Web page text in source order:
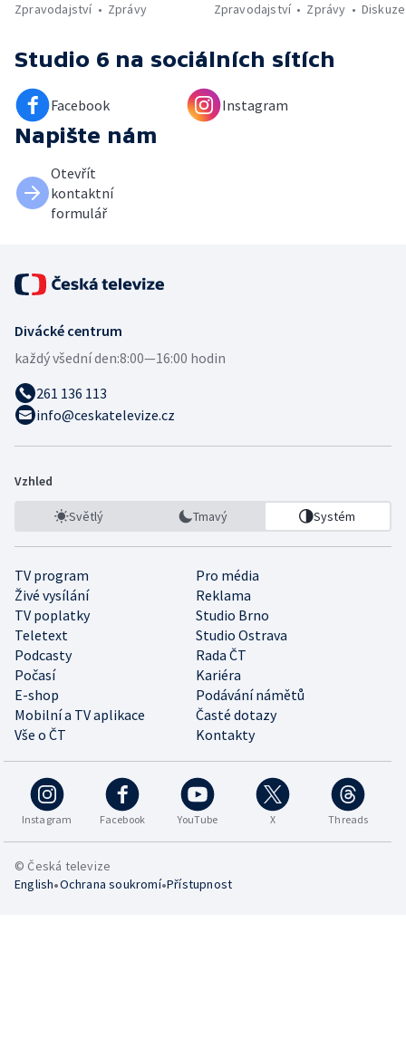
Zpravodajství
Zprávy
Zpravodajství
Zprávy Diskuze
Studio 6 na sociálních sítích
Facebook Instagram
Napište nám
Otevřít
kontaktní
formulář
Divácké centrum
každý všední den:8:00—16:00 hodin
261 136 113
info@ceskatelevize.cz
Vzhled
Světlý Tmavý Systém
TV program
Pro média
Živé vysílání
Reklama
TV poplatky
Studio Brno
Teletext
Studio Ostrava
Podcasty
Rada ČT
Počasí
Kariéra
E-shop
Podávání námětů
Mobilní a TV aplikace
Časté dotazy
Vše o ČT
Kontakty
Instagram Facebook YouTube X Threads
© Česká televize
English•Ochrana soukromí•Přístupnost